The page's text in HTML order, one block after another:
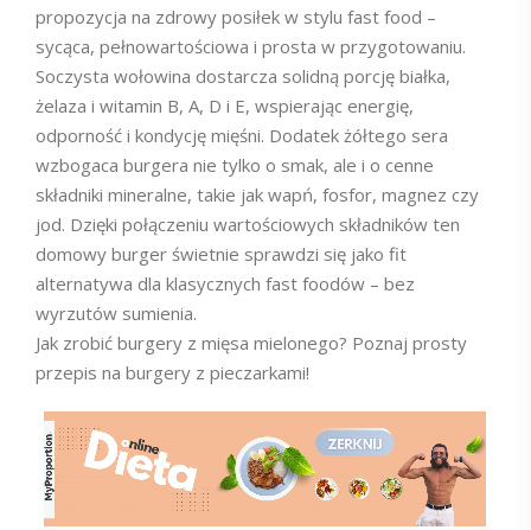
propozycja na zdrowy posiłek w stylu fast food –
sycąca, pełnowartościowa i prosta w przygotowaniu.
Soczysta wołowina dostarcza solidną porcję białka,
żelaza i witamin B, A, D i E, wspierając energię,
odporność i kondycję mięśni. Dodatek żółtego sera
wzbogaca burgera nie tylko o smak, ale i o cenne
składniki mineralne, takie jak wapń, fosfor, magnez czy
jod. Dzięki połączeniu wartościowych składników ten
domowy burger świetnie sprawdzi się jako fit
alternatywa dla klasycznych fast foodów – bez
wyrzutów sumienia.
Jak zrobić burgery z mięsa mielonego? Poznaj prosty
przepis na burgery z pieczarkami!